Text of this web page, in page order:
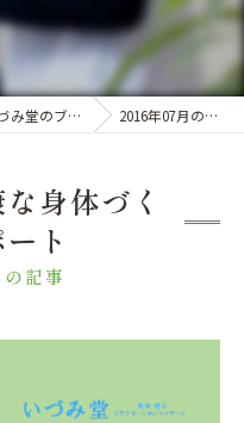
み堂のブログ 2016年07月の記事
身体づく
ト
記事